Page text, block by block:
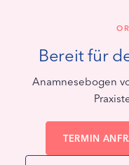
Bereit für
Anamnesebogen
TERMIN